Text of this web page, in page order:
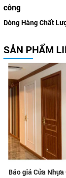
công
Dòng Hàng Chất
SẢN PHẨM
Báo giá Cửa